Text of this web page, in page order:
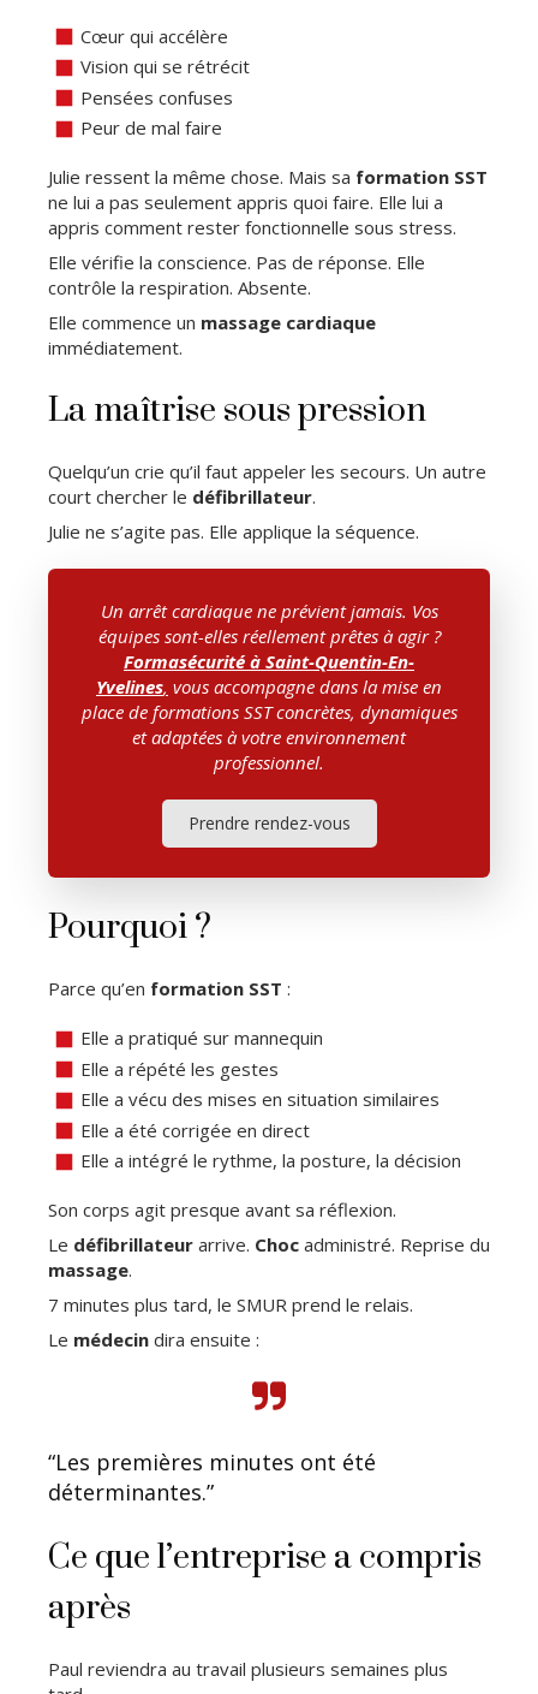
Cœur qui accélère
Vision qui se rétrécit
Pensées confuses
Peur de mal faire
Julie ressent la même chose. Mais sa formation SST
ne lui a pas seulement appris quoi faire. Elle lui a
appris comment rester fonctionnelle sous stress.
Elle vérifie la conscience. Pas de réponse. Elle
contrôle la respiration. Absente.
Elle commence un massage cardiaque
immédiatement.
La maîtrise sous pression
Quelqu’un crie qu’il faut appeler les secours. Un autre
court chercher le défibrillateur.
Julie ne s’agite pas. Elle applique la séquence.
Un arrêt cardiaque ne prévient jamais. Vos
équipes sont-elles réellement prêtes à agir ?
Formasécurité à Saint-Quentin-En-
Yvelines, vous accompagne dans la mise en
place de formations SST concrètes, dynamiques
et adaptées à votre environnement
professionnel.
Prendre rendez-vous
Pourquoi ?
Parce qu’en formation SST :
Elle a pratiqué sur mannequin
Elle a répété les gestes
Elle a vécu des mises en situation similaires
Elle a été corrigée en direct
Elle a intégré le rythme, la posture, la décision
Son corps agit presque avant sa réflexion.
Le défibrillateur arrive. Choc administré. Reprise du
massage.
7 minutes plus tard, le SMUR prend le relais.
Le médecin dira ensuite :
“Les premières minutes ont été
déterminantes.”
Ce que l’entreprise a compris
après
Paul reviendra au travail plusieurs semaines plus